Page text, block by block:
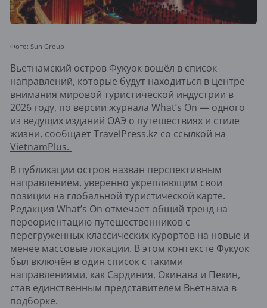
Фото: Sun Group
Вьетнамский остров Фукуок вошёл в список
направлений, которые будут находиться в центре
внимания мировой туристической индустрии в
2026 году, по версии журнала What’s On — одного
из ведущих изданий ОАЭ о путешествиях и стиле
жизни, сообщает TravelPress.kz со ссылкой на
VietnamPlus.
В публикации остров назван перспективным
направлением, уверенно укрепляющим свои
позиции на глобальной туристической карте.
Редакция What’s On отмечает общий тренд на
переориентацию путешественников с
перегруженных классических курортов на новые и
менее массовые локации. В этом контексте Фукуок
был включён в один список с такими
направлениями, как Сардиния, Окинава и Пекин,
став единственным представителем Вьетнама в
подборке.